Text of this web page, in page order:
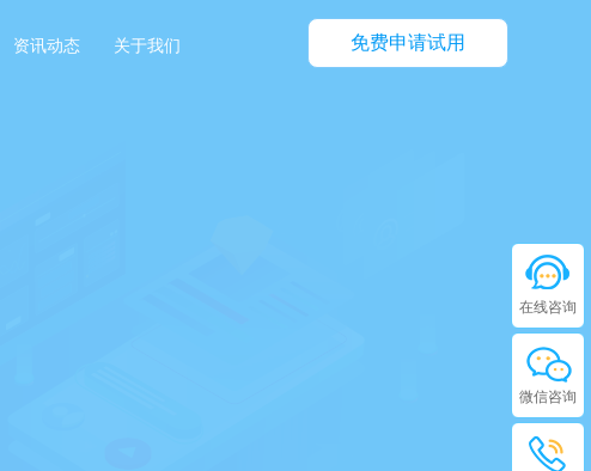
免费申请试用
资讯动态 关于我们
在线咨询
微信咨询